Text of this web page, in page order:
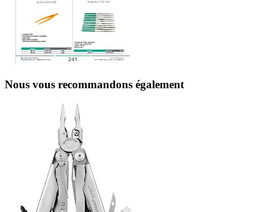
Nous vous recommandons également